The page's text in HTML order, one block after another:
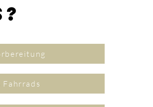
Fahrrads